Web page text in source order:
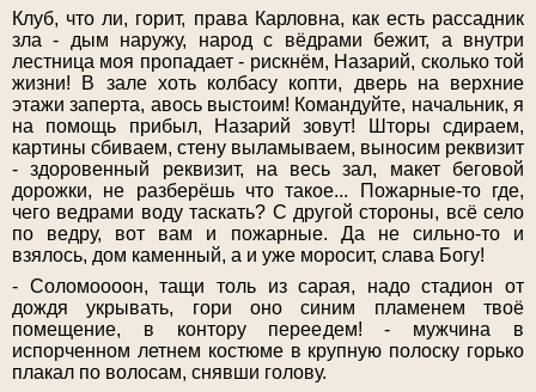
Клуб, что ли, горит, права Карловна, как есть рассадник
зла - дым наружу, народ с вёдрами бежит, а внутри
лестница моя пропадает - рискнём, Назарий, сколько той
жизни! В зале хоть колбасу копти, дверь на верхние
этажи заперта, авось выстоим! Командуйте, начальник, я
на помощь прибыл, Назарий зовут! Шторы сдираем,
картины сбиваем, стену выламываем, выносим реквизит
- здоровенный реквизит, на весь зал, макет беговой
дорожки, не разберёшь что такое... Пожарные-то где,
чего ведрами воду таскать? С другой стороны, всё село
по ведру, вот вам и пожарные. Да не сильно-то и
взялось, дом каменный, а и уже моросит, слава Богу!
- Соломоооон, тащи толь из сарая, надо стадион от
дождя укрывать, гори оно синим пламенем твоё
помещение, в контору переедем! - мужчина в
испорченном летнем костюме в крупную полоску горько
плакал по волосам, снявши голову.